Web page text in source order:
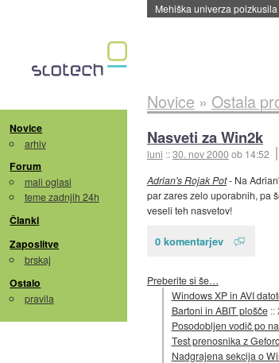
Mehiška univerza
Novice
arhiv
Forum
mali oglasi
teme zadnjih 24h
Članki
Zaposlitve
brskaj
Ostalo
pravila
Novice » Ostala
Nasveti za Win2k
luni ::30. nov 2000ob 14:52
Adrian's Rojak Pot- Na
par zares zelo uporabnih, pa
veseli teh nasvetov!
0 komentarjev
Preberite si še…
Windows XP in AVI
Bartoni in ABIT plošče ::
Posodobljen vodič po
Test prenosnika z
Nadgrajena sekcija o